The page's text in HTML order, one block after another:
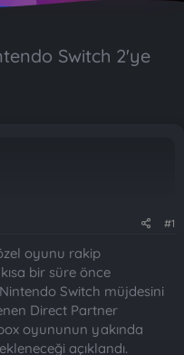
Switch 2'ye
#1
oyunu rakip
bir süre önce
Switch müjdesini
Direct Partner
oyununun yakında
açıklandı.